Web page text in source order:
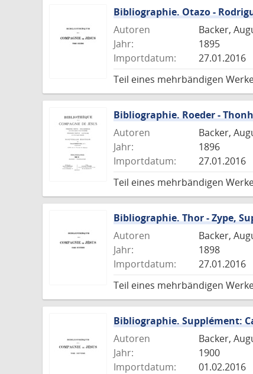
Bibliographie. Otazo -
Autoren
Backer,
Jahr:
1895
Importdatum:
27.01.2016
Teil eines mehrbändigen
Bibliographie. Roeder -
Autoren
Backer,
Jahr:
1896
Importdatum:
27.01.2016
Teil eines mehrbändigen
Bibliographie. Thor - Zype,
Autoren
Backer,
Jahr:
1898
Importdatum:
27.01.2016
Teil eines mehrbändigen
Bibliographie. Supplément:
Autoren
Backer,
Jahr:
1900
Importdatum:
01.02.2016